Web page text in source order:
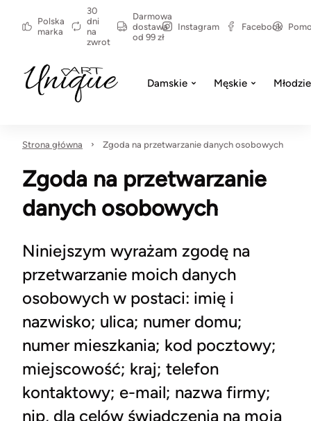
Polska
marka
30
dni
na
zwrot
Darmowa
dostawa
od 99 zł
Instagram Facebook
Damskie Męskie
Strona główna Zgoda na przetwarzanie danych osobowych
Zgoda na przetwarzanie
danych osobowych
Niniejszym wyrażam zgodę na
przetwarzanie moich danych
osobowych w postaci: imię i
nazwisko; ulica; numer domu;
numer mieszkania; kod pocztowy;
miejscowość; kraj; telefon
kontaktowy; e-mail; nazwa firmy;
nip, dla celów świadczenia na moją